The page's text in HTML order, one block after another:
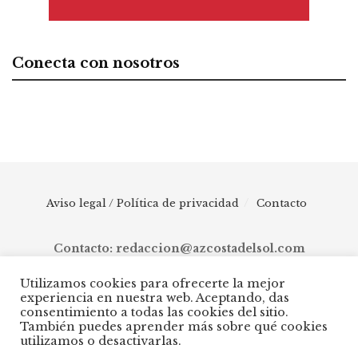
Conecta con nosotros
Aviso legal / Política de privacidad Contacto
Contacto: redaccion@azcostadelsol.com
© 2025 AZ Costa del Sol - Diario digital de Málaga capital hasta
Manilva, pasando por Torremolinos, Benalmádena, Fuengirola,
Mijas, Ojén, Marbella, Istán, Benahavís, Estepona y Casares.
Utilizamos cookies para ofrecerte la mejor
experiencia en nuestra web. Aceptando, das
consentimiento a todas las cookies del sitio.
También puedes aprender más sobre qué cookies
utilizamos o desactivarlas.